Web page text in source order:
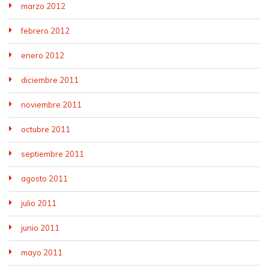
marzo 2012
febrero 2012
enero 2012
diciembre 2011
noviembre 2011
octubre 2011
septiembre 2011
agosto 2011
julio 2011
junio 2011
mayo 2011